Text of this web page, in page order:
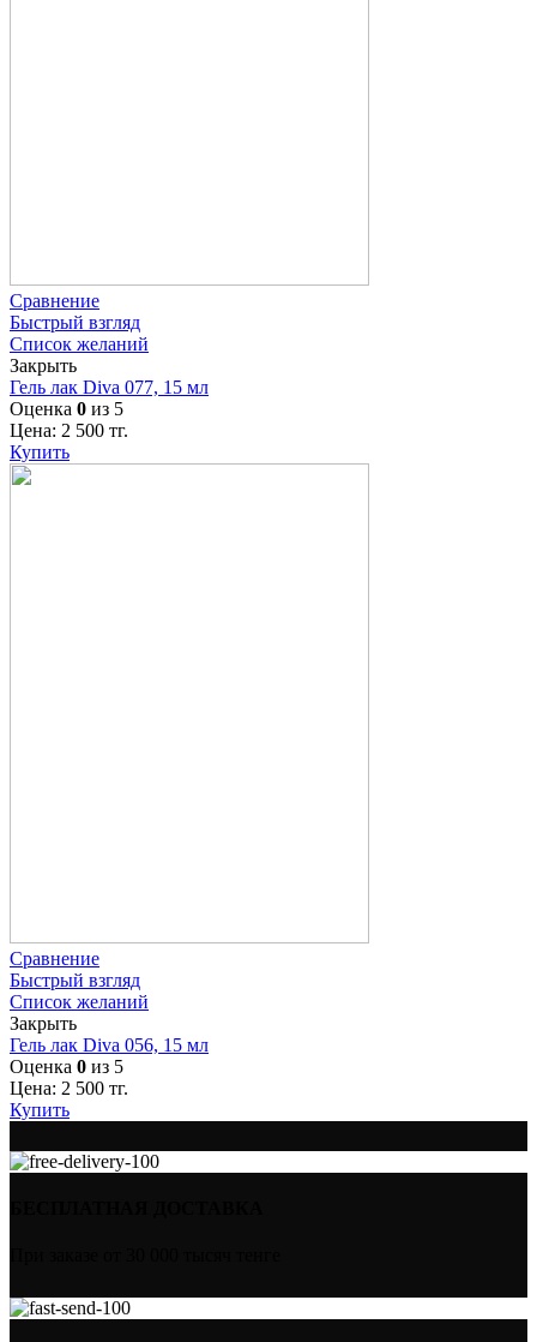
Сравнение
Быстрый взгляд
Список желаний
Закрыть
Гель лак Diva 077, 15 мл
Оценка 0 из 5
Цена: 2 500 тг.
Купить
Сравнение
Быстрый взгляд
Список желаний
Закрыть
Гель лак Diva 056, 15 мл
Оценка 0 из 5
Цена: 2 500 тг.
Купить